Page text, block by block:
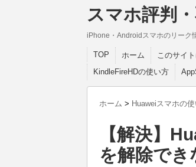
スマホ評判
iPhone・Androidスマホのリーク
TOP ホーム このサイ
KindleFireHDの使い方
ホーム > Huaweiスマホの
【解決】
を解除でき